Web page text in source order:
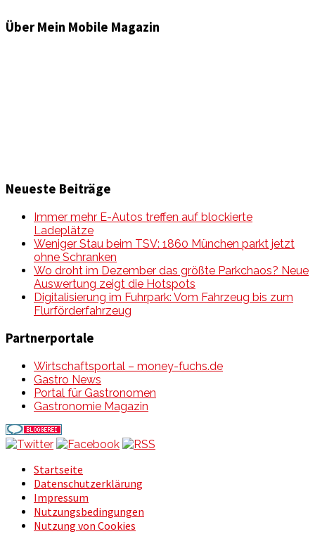
Über Mein Mobile Magazin
Neueste Beiträge
Immer mehr E-Autos treffen auf blockierte
Ladeplätze
Weniger Stau beim TSV: 1860 München parkt jetzt
ohne Schranken
Wo droht im Dezember das größte Parkchaos? Neue
Auswertung zeigt die Hotspots
Digitalisierung im Fuhrpark: Vom Fahrzeug bis zum
Flurförderfahrzeug
Partnerportale
Wirtschaftsportal – money-fuchs.de
Gastro News
Portal für Gastronomen
Gastronomie Magazin
Startseite
Datenschutzerklärung
Impressum
Nutzungsbedingungen
Nutzung von Cookies